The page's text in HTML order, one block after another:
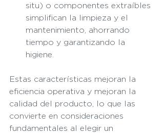
situ) o componentes extraíbles
simplifican la limpieza y el
mantenimiento, ahorrando
tiempo y garantizando la
higiene.
Estas características mejoran la
eficiencia operativa y mejoran la
calidad del producto, lo que las
convierte en consideraciones
fundamentales al elegir un